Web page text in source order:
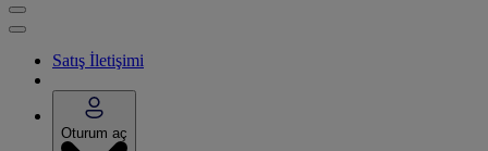
Satış İletişimi
Oturum aç